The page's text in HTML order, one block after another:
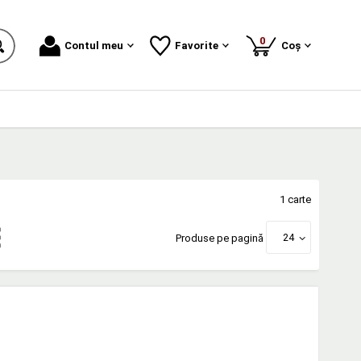
Contul meu Favorite 0produse
Coș
1 carte
Produse pe pagină 24